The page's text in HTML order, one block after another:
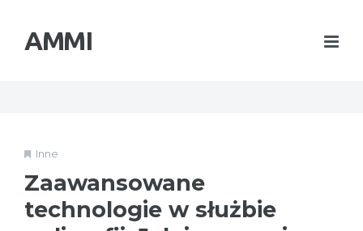
AMMI
Inne
Zaawansowane
technologie w służbie